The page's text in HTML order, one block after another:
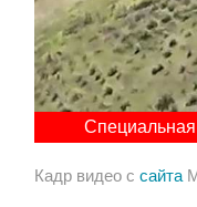
Кадр видео с сайта